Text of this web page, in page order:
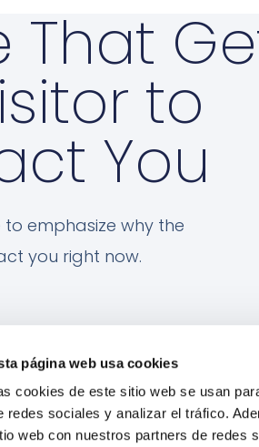
página web usa cookies
cookies de este sitio web se usan
redes sociales y analizar el tráfico.
web con nuestros partners de redes
That
to
You
to emphasize why the
you right now.